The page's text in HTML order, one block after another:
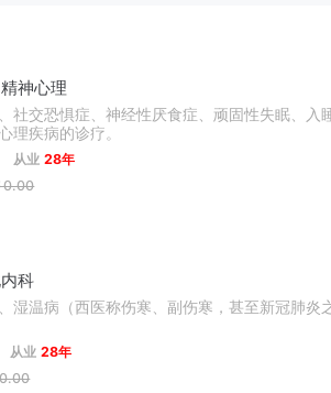
精神心理
社交恐惧症、神经性厌食症、顽固性失眠、
理疾病的诊疗。
从业 28年
0.00
科
湿温病（西医称伤寒、副伤寒，甚至新冠肺
从业 28年